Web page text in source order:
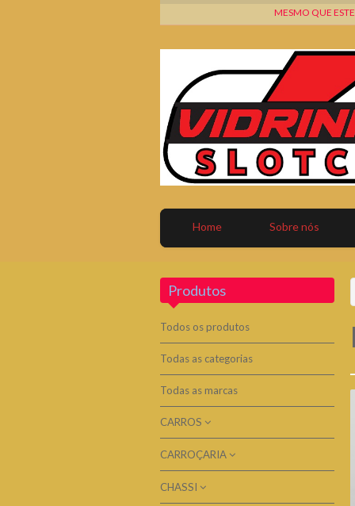
MESMO QUE
Home Sobre nós
Produtos
Todos os produtos
Todas as categorias
Todas as marcas
CARROS
CARROS 1/24
CARROS KIT 1/24
CARROÇARIA
ALERONS 1/24
CHASSI